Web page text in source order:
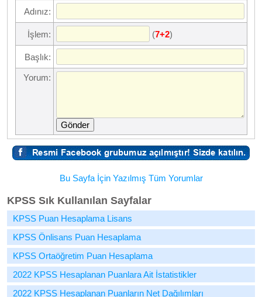
Adınız:
İşlem: (7+2)
Başlık:
Yorum:
Gönder
Bu Sayfa İçin Yazılmış Tüm Yorumlar
KPSS Sık Kullanılan Sayfalar
KPSS Puan Hesaplama Lisans
KPSS Önlisans Puan Hesaplama
KPSS Ortaöğretim Puan Hesaplama
2022 KPSS Hesaplanan Puanlara Ait İstatistikler
2022 KPSS Hesaplanan Puanların Net Dağılımları